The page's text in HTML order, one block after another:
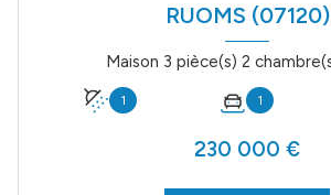
RUOMS (07120)
1 1
230 000 €